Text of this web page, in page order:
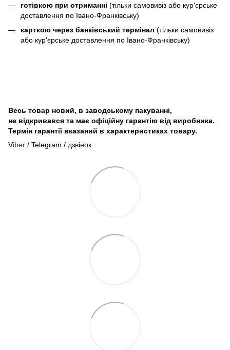
готівкою при отриманні (тільки самовивіз або кур'єрське
доставлення по Івано-Франківську)
карткою через банківський термінал (тільки самовивіз
або кур'єрське доставлення по Івано-Франківську)
Весь товар новий, в заводському пакуванні,
не відкривався та має офіційну гарантію від виробника.
Термін гарантії вказаний в характеристиках товару.
Viber / Telegram / дзвінок